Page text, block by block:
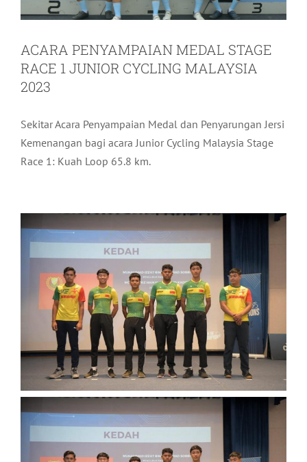
ACARA PENYAMPAIAN MEDAL STAGE
RACE 1 JUNIOR CYCLING MALAYSIA
2023
Sekitar Acara Penyampaian Medal dan Penyarungan Jersi
Kemenangan bagi acara Junior Cycling Malaysia Stage
Race 1: Kuah Loop 65.8 km.